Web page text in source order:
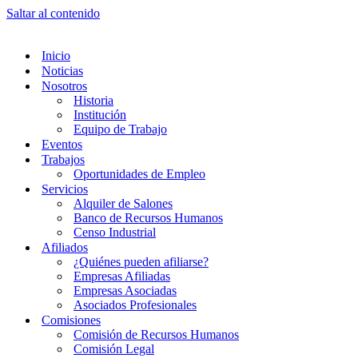
Saltar al contenido
Inicio
Noticias
Nosotros
Historia
Institución
Equipo de Trabajo
Eventos
Trabajos
Oportunidades de Empleo
Servicios
Alquiler de Salones
Banco de Recursos Humanos
Censo Industrial
Afiliados
¿Quiénes pueden afiliarse?
Empresas Afiliadas
Empresas Asociadas
Asociados Profesionales
Comisiones
Comisión de Recursos Humanos
Comisión Legal